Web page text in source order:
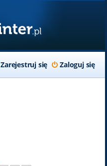
Zaloguj się
Zarejestruj się